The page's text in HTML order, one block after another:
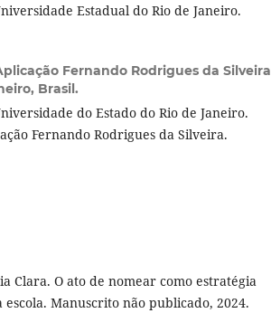
Estadual do Rio de Janeiro.
Fernando Rodrigues da Silveira
Brasil.
do Estado do Rio de Janeiro.
Fernando Rodrigues da Silveira.
Clara. O ato de nomear como estratégia
Manuscrito não publicado, 2024.